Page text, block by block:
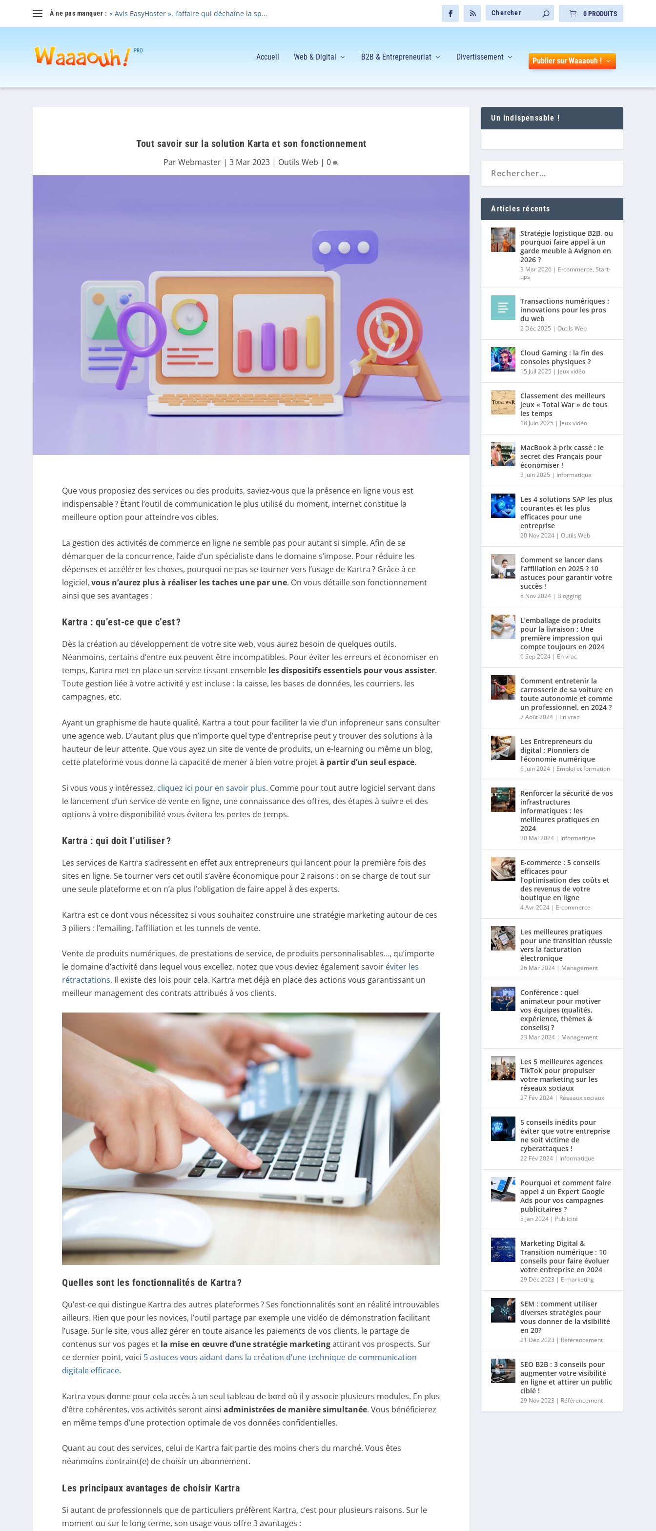
À ne pas manquer : « Avis EasyHoster », l’affaire qui déchaîne la sp... 0 PRODUITS
Accueil Web & Digital B2B & Entrepreneuriat Divertissement Publier sur Waaaouh !
Tout savoir sur la solution Karta et son fonctionnement
ParWebmaster |3 Mar 2023 | Outils Web |0
Que vous proposiez des services ou des produits, saviez-vous que la présence en ligne vous est
indispensable ? Étant l’outil de communication le plus utilisé du moment, internet constitue la
meilleure option pour atteindre vos cibles.
La gestion des activités de commerce en ligne ne semble pas pour autant si simple. Afin de se
démarquer de la concurrence, l’aide d’un spécialiste dans le domaine s’impose. Pour réduire les
dépenses et accélérer les choses, pourquoi ne pas se tourner vers l’usage de Kartra ? Grâce à ce
logiciel,vous n’aurez plus à réaliser les taches une par une. On vous détaille son fonctionnement
ainsi que ses avantages :
Kartra : qu’est-ce que c’est ?
Dès la création au développement de votre site web, vous aurez besoin de quelques outils.
Néanmoins, certains d’entre eux peuvent être incompatibles. Pour éviter les erreurs et économiser en
temps, Kartra met en place un service tissant ensemble les dispositifs essentiels pour vous assister.
Toute gestion liée à votre activité y est incluse : la caisse, les bases de données, les courriers, les
campagnes, etc.
Ayant un graphisme de haute qualité, Kartra a tout pour faciliter la vie d’un infopreneur sans consulter
une agence web. D’autant plus que n’importe quel type d’entreprise peut y trouver des solutions à la
hauteur de leur attente. Que vous ayez un site de vente de produits, un e-learning ou même un blog,
cette plateforme vous donne la capacité de mener à bien votre projetà partir d’un seul espace.
Si vous vous y intéressez, cliquez ici pour en savoir plus. Comme pour tout autre logiciel servant dans
le lancement d’un service de vente en ligne, une connaissance des offres, des étapes à suivre et des
options à votre disponibilité vous évitera les pertes de temps.
Kartra : qui doit l’utiliser ?
Les services de Kartra s’adressent en effet aux entrepreneurs qui lancent pour la première fois des
sites en ligne. Se tourner vers cet outil s’avère économique pour 2 raisons : on se charge de tout sur
une seule plateforme et on n’a plus l’obligation de faire appel à des experts.
Kartra est ce dont vous nécessitez si vous souhaitez construire une stratégie marketing autour de ces
3 piliers : l’emailing, l’affiliation et les tunnels de vente.
Vente de produits numériques, de prestations de service, de produits personnalisables…, qu’importe
le domaine d’activité dans lequel vous excellez, notez que vous deviez également savoir éviter les
rétractations. Il existe des lois pour cela. Kartra met déjà en place des actions vous garantissant un
meilleur management des contrats attribués à vos clients.
Quelles sont les fonctionnalités de Kartra ?
Qu’est-ce qui distingue Kartra des autres plateformes ? Ses fonctionnalités sont en réalité introuvables
ailleurs. Rien que pour les novices, l’outil partage par exemple une vidéo de démonstration facilitant
l’usage. Sur le site, vous allez gérer en toute aisance les paiements de vos clients, le partage de
contenus sur vos pages et la mise en œuvre d’une stratégie marketingattirant vos prospects. Sur
ce dernier point, voici 5 astuces vous aidant dans la création d’une technique de communication
digitale efficace.
Kartra vous donne pour cela accès à un seul tableau de bord où il y associe plusieurs modules. En plus
d’être cohérentes, vos activités seront ainsi administrées de manière simultanée. Vous bénéficierez
en même temps d’une protection optimale de vos données confidentielles.
Quant au cout des services, celui de Kartra fait partie des moins chers du marché. Vous êtes
néanmoins contraint(e) de choisir un abonnement.
Les principaux avantages de choisir Kartra
Si autant de professionnels que de particuliers préfèrent Kartra, c’est pour plusieurs raisons. Sur le
moment ou sur le long terme, son usage vous offre 3 avantages :
Un indispensable !
Articles récents
Stratégie logistique B2B, ou
pourquoi faire appel à un
garde meuble à Avignon en
2026 ?
3 Mar 2026 | E-commerce,Start-
ups
Transactions numériques :
innovations pour les pros
du web
2 Déc 2025 |Outils Web
Cloud Gaming : la fin des
consoles physiques ?
15 Juil 2025 | Jeux vidéo
Classement des meilleurs
jeux « Total War » de tous
les temps
18 Juin 2025 | Jeux vidéo
MacBook à prix cassé : le
secret des Français pour
économiser !
3 Juin 2025 | Informatique
Les 4 solutions SAP les plus
courantes et les plus
efficaces pour une
entreprise
20 Nov 2024 |Outils Web
Comment se lancer dans
l’affiliation en 2025 ? 10
astuces pour garantir votre
succès !
8 Nov 2024 | Blogging
L’emballage de produits
pour la livraison : Une
première impression qui
compte toujours en 2024
6 Sep 2024 | En vrac
Comment entretenir la
carrosserie de sa voiture en
toute autonomie et comme
un professionnel, en 2024 ?
7 Août 2024 | En vrac
Les Entrepreneurs du
digital : Pionniers de
l’économie numérique
6 Juin 2024 | Emploi et formation
Renforcer la sécurité de vos
infrastructures
informatiques : les
meilleures pratiques en
2024
30 Mai 2024 | Informatique
E-commerce : 5 conseils
efficaces pour
l’optimisation des coûts et
des revenus de votre
boutique en ligne
4 Avr 2024 | E-commerce
Les meilleures pratiques
pour une transition réussie
vers la facturation
électronique
26 Mar 2024 | Management
Conférence : quel
animateur pour motiver
vos équipes (qualités,
expérience, thèmes &
conseils) ?
23 Mar 2024 | Management
Les 5 meilleures agences
TikTok pour propulser
votre marketing sur les
réseaux sociaux
27 Fév 2024 | Réseaux sociaux
5 conseils inédits pour
éviter que votre entreprise
ne soit victime de
cyberattaques !
22 Fév 2024 | Informatique
Pourquoi et comment faire
appel à un Expert Google
Ads pour vos campagnes
publicitaires ?
5 Jan 2024 | Publicité
Marketing Digital &
Transition numérique : 10
conseils pour faire évoluer
votre entreprise en 2024
29 Déc 2023 | E-marketing
SEM : comment utiliser
diverses stratégies pour
vous donner de la visibilité
en 20?
21 Déc 2023 | Référencement
SEO B2B : 3 conseils pour
augmenter votre visibilité
en ligne et attirer un public
ciblé !
29 Nov 2023 | Référencement